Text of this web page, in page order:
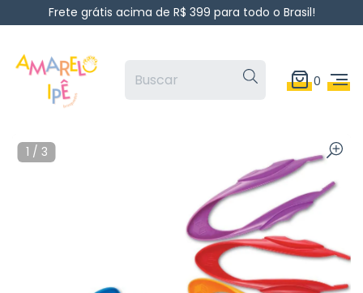
Frete grátis acima de R$ 399 para todo o Brasil!
0
1 / 3